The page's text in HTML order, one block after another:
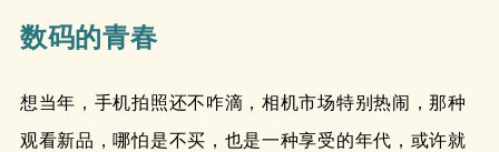
数码的青春
想当年，手机拍照还不咋滴，相机市场特别热闹，那种
观看新品，哪怕是不买，也是一种享受的年代，或许就